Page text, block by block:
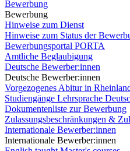
Bewerbung
Bewerbung
Hinweise zum Dienst
Hinweise zum Status der
Bewerbungsportal PORTA
Amtliche Beglaubigung
Deutsche Bewerber:innen
Deutsche Bewerber:innen
Vorgezogenes Abitur in
Studiengänge Lehrsprache
Dokumentenliste zur Bewerbung
Zulassungsbeschränkungen &
Internationale Bewerber:innen
Internationale Bewerber:innen